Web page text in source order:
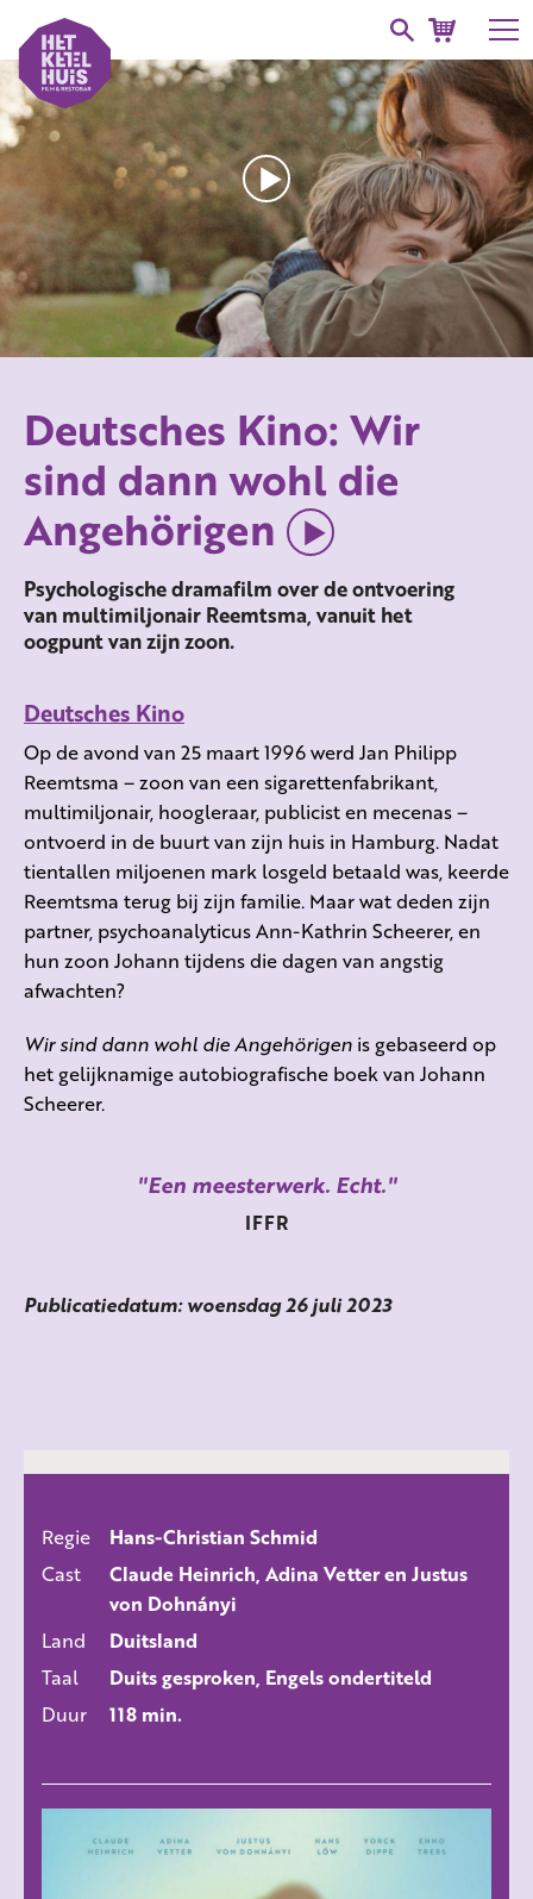
Deutsches Kino: Wir
sind dann wohl die
Angehörigen
Psychologische dramafilm over de ontvoering
van multimiljonair Reemtsma, vanuit het
oogpunt van zijn zoon.
Deutsches Kino
Op de avond van 25 maart 1996 werd Jan Philipp
Reemtsma – zoon van een sigarettenfabrikant,
multimiljonair, hoogleraar, publicist en mecenas –
ontvoerd in de buurt van zijn huis in Hamburg. Nadat
tientallen miljoenen mark losgeld betaald was, keerde
Reemtsma terug bij zijn familie. Maar wat deden zijn
partner, psychoanalyticus Ann-Kathrin Scheerer, en
hun zoon Johann tijdens die dagen van angstig
afwachten?
Wir sind dann wohl die Angehörigen is gebaseerd op
het gelijknamige autobiografische boek van Johann
Scheerer.
Een meesterwerk. Echt.
IFFR
Publicatiedatum: woensdag 26 juli 2023
Regie
Hans-Christian Schmid
Cast
Claude Heinrich, Adina Vetter en Justus
von Dohnányi
Land
Duitsland
Taal
Duits gesproken, Engels ondertiteld
Duur
118 min.